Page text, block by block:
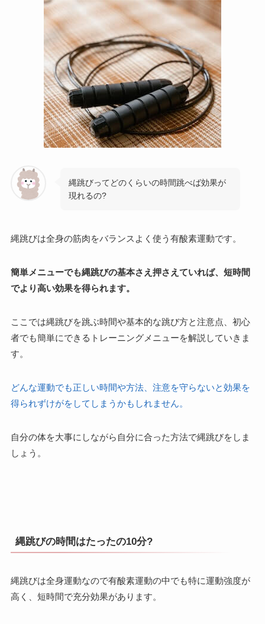
縄跳びってどのくらいの時間跳べば効果が
現れるの?
縄跳びは全身の筋肉をバランスよく使う有酸素運動です。
簡単メニューでも縄跳びの基本さえ押さえていれば、短時間
でより高い効果を得られます。
ここでは縄跳びを跳ぶ時間や基本的な跳び方と注意点、初心
者でも簡単にできるトレーニングメニューを解説していきま
す。
どんな運動でも正しい時間や方法、注意を守らないと効果を
得られずけがをしてしまうかもしれません。
自分の体を大事にしながら自分に合った方法で縄跳びをしま
しょう。
縄跳びの時間はたったの10分?
縄跳びは全身運動なので有酸素運動の中でも特に運動強度が
高く、短時間で充分効果があります。